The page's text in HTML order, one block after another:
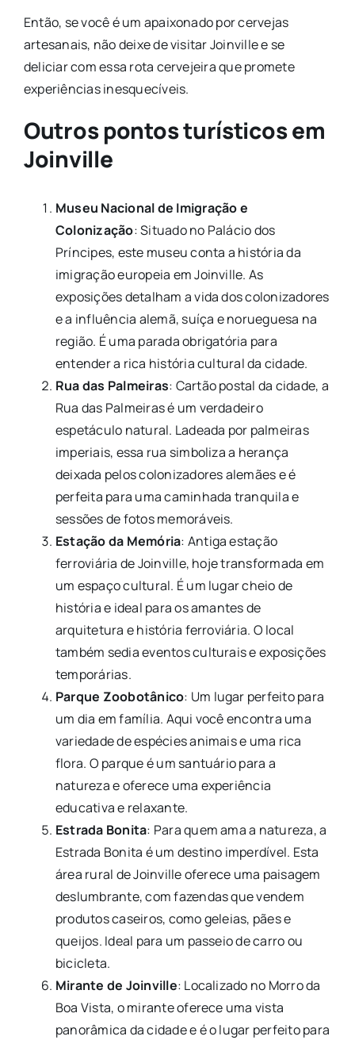
Então, se você é um apaixonado por cervejas
artesanais, não deixe de visitar Joinville e se
deliciar com essa rota cervejeira que promete
experiências inesquecíveis.
Outros pontos turísticos em
Joinville
Museu Nacional de Imigração e
Colonização: Situado no Palácio dos
Príncipes, este museu conta a história da
imigração europeia em Joinville. As
exposições detalham a vida dos colonizadores
e a influência alemã, suíça e norueguesa na
região. É uma parada obrigatória para
entender a rica história cultural da cidade.
Rua das Palmeiras: Cartão postal da cidade, a
Rua das Palmeiras é um verdadeiro
espetáculo natural. Ladeada por palmeiras
imperiais, essa rua simboliza a herança
deixada pelos colonizadores alemães e é
perfeita para uma caminhada tranquila e
sessões de fotos memoráveis.
Estação da Memória: Antiga estação
ferroviária de Joinville, hoje transformada em
um espaço cultural. É um lugar cheio de
história e ideal para os amantes de
arquitetura e história ferroviária. O local
também sedia eventos culturais e exposições
temporárias.
Parque Zoobotânico: Um lugar perfeito para
um dia em família. Aqui você encontra uma
variedade de espécies animais e uma rica
flora. O parque é um santuário para a
natureza e oferece uma experiência
educativa e relaxante.
Estrada Bonita: Para quem ama a natureza, a
Estrada Bonita é um destino imperdível. Esta
área rural de Joinville oferece uma paisagem
deslumbrante, com fazendas que vendem
produtos caseiros, como geleias, pães e
queijos. Ideal para um passeio de carro ou
bicicleta.
Mirante de Joinville: Localizado no Morro da
Boa Vista, o mirante oferece uma vista
panorâmica da cidade e é o lugar perfeito para